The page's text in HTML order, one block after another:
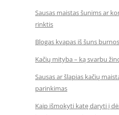
Sausas maistas šunims ar
rinktis
Blogas kvapas iš šuns
Kačių mityba – ką svarbu
Sausas ar šlapias kačių
parinkimas
Kaip išmokyti katę daryti į